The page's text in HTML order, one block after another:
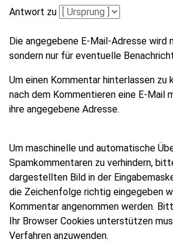
Antwort zu
Die angegebene E-Mail-Adresse
sondern nur für eventuelle
Um einen Kommentar hinterlassen zu
nach dem Kommentieren eine E-Mail
ihre angegebene Adresse.
Um maschinelle und automatische
Spamkommentaren zu verhindern,
dargestellten Bild in der
die Zeichenfolge richtig eingegeben
Kommentar angenommen werden.
Ihr Browser Cookies unterstützen
Verfahren anzuwenden.